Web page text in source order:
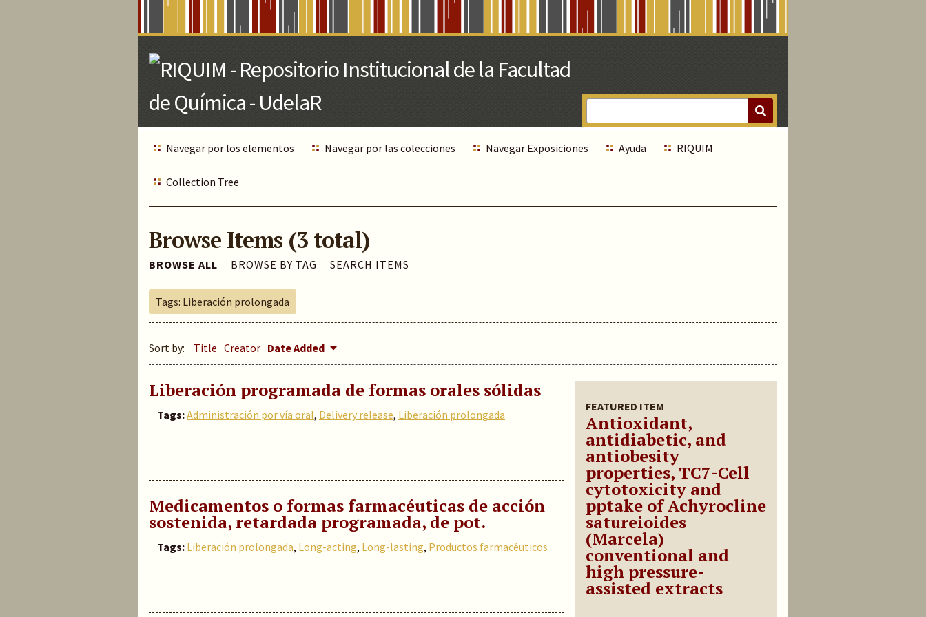
Navegar por los elementos Navegar por las colecciones Navegar Exposiciones Ayuda RIQUIM
Collection Tree
Browse Items (3 total)
BROWSE ALL BROWSE BY TAG SEARCH ITEMS
Tags: Liberación prolongada
Sort by: Title Creator Date Added
FEATURED ITEM
Antioxidant,
antidiabetic, and
antiobesity
properties, TC7-Cell
cytotoxicity and
pptake of Achyrocline
satureioides
(Marcela)
conventional and
high pressure-
assisted extracts
Liberación programada de formas orales sólidas
Tags:Administración por vía oral, Delivery release, Liberación prolongada
Medicamentos o formas farmacéuticas de acción
sostenida, retardada programada, de pot.
Tags: Liberación prolongada, Long-acting, Long-lasting, Productos farmacéuticos